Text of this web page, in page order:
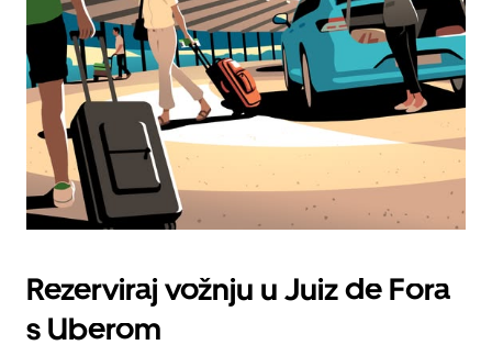
Rezerviraj vožnju u Juiz de Fora
s Uberom